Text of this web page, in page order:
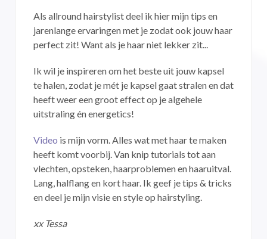
Als allround hairstylist deel ik hier mijn tips en
jarenlange ervaringen met je zodat ook jouw haar
perfect zit! Want als je haar niet lekker zit...
Ik wil je inspireren om het beste uit jouw kapsel
te halen, zodat je mét je kapsel gaat stralen en dat
heeft weer een groot effect op je algehele
uitstraling én energetics!
Video is mijn vorm. Alles wat met haar te maken
heeft komt voorbij. Van knip tutorials tot aan
vlechten, opsteken, haarproblemen en haaruitval.
Lang, halflang en kort haar. Ik geef je tips & tricks
en deel je mijn visie en style op hairstyling.
xx Tessa